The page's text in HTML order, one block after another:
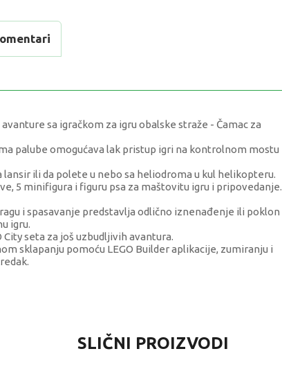
sa igračkom za igru obalske straže - Čamac za
palube omogućava lak pristup igri na kontrolnom mostu
lansir ili da polete u nebo sa heliodroma u kul helikopteru.
5 minifigura i figuru psa za maštovitu igru i pripovedanje.
i spasavanje predstavlja odlično iznenađenje ili poklon
igru.
seta za još uzbudljivih avantura.
sklapanju pomoću LEGO Builder aplikacije, zumiranju i
LEGO® City
SLIČNI PROIZVODI